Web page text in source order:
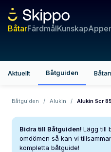
BåtarFärdmålKunskap
Aktuellt Båtguiden
Båtguiden / Alukin / Alukin Scr
Bidra till Båtguiden! Lägg till
omdömen så kan vi
kompletta båtguide!